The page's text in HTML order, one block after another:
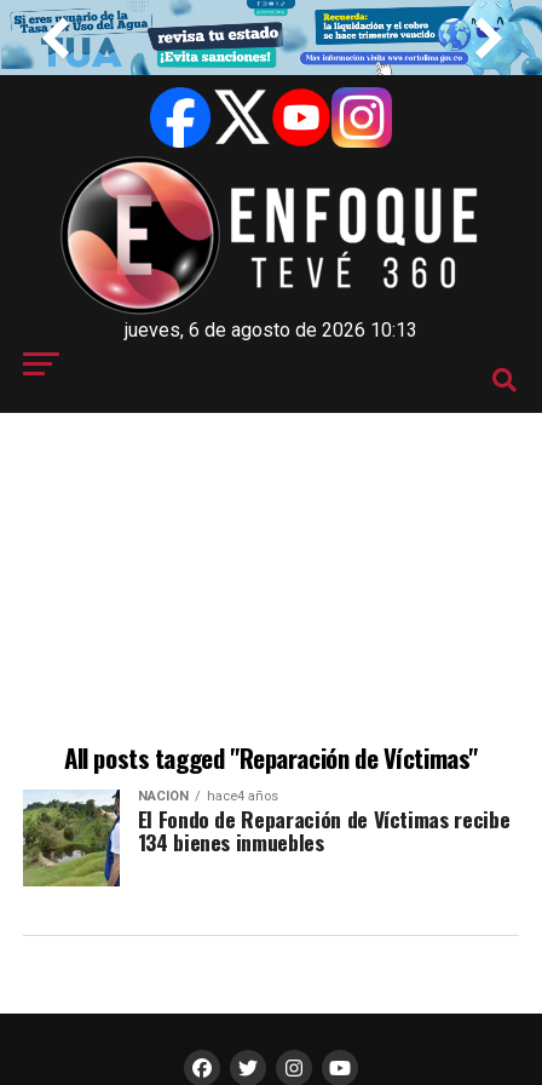
jueves, 6 de agosto de 2026 10:13
All posts tagged "Reparación de Víctimas"
NACIÓN hace4 años
El Fondo de Reparación de Víctimas recibe
134 bienes inmuebles